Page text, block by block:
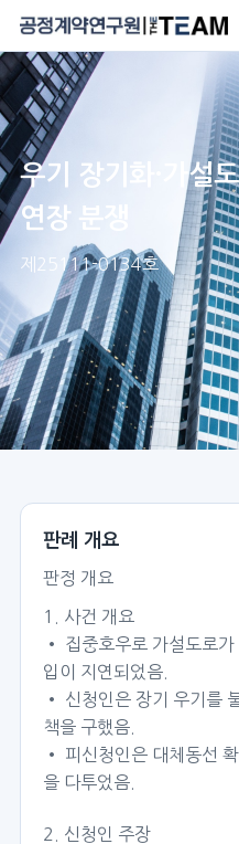
우기 장기화·가설
연장 분쟁
제25111-0134호
판례 개요
판정 개요
1. 사건 개요
• 집중호우로 가설도로가
입이 지연되었음.
• 신청인은 장기 우기를
책을 구했음.
• 피신청인은 대체동선
을 다투었음.
2. 신청인 주장